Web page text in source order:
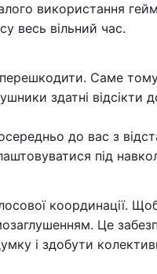
використання
весь вільний час.
Саме
здатні відсікти
до вас з
під
координації.
Це
і здобути